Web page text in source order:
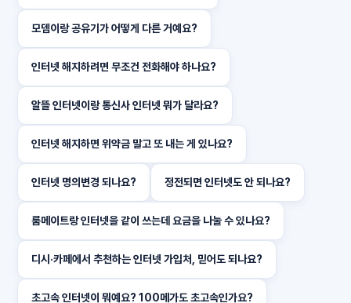
모뎀이랑 공유기가 어떻게 다른 거예요?
인터넷 해지하려면 무조건 전화해야 하나요?
알뜰 인터넷이랑 통신사 인터넷 뭐가 달라요?
인터넷 해지하면 위약금 말고 또 내는 게 있나요?
인터넷 명의변경 되나요? 정전되면 인터넷도 안 되나요?
룸메이트랑 인터넷을 같이 쓰는데 요금을 나눌 수 있나요?
디시·카페에서 추천하는 인터넷 가입처, 믿어도 되나요?
초고속 인터넷이 뭐예요? 100메가도 초고속인가요?